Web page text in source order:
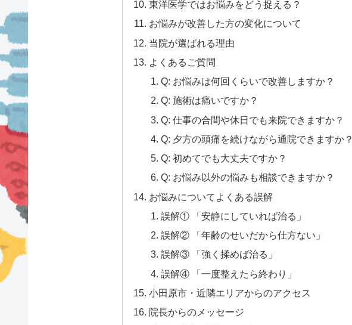
東洋医学ではお悩みをどう捉える？
お悩みが改善した方の変化について
当院が選ばれる理由
よくあるご質問
Q: お悩みは何回くらいで改善しますか？
Q: 施術は痛いですか？
Q: 仕事の合間や休日でも来院できますか？
Q: 夕方の頭痛を続けながら通院できますか？
Q: 初めてでも大丈夫ですか？
Q: お悩み以外の悩みも相談できますか？
お悩みについてよくある誤解
誤解① 「安静にしていれば治る」
誤解② 「年齢のせいだから仕方ない」
誤解③ 「強く揉めば治る」
誤解④ 「一度整えたら終わり」
小田原市・近隣エリアからのアクセス
院長からのメッセージ